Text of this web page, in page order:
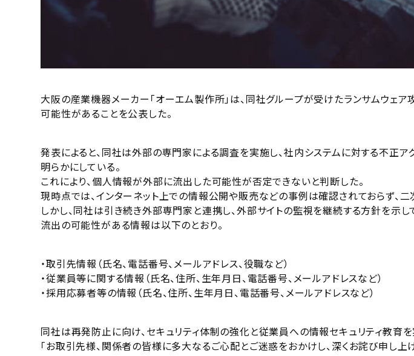
大阪の産業機器メーカー「オーエム製作所」は、同社グループが受けたランサムウェ
可能性があることを公表した。
発表によると、同社は外部の専門家による調査を実施し、社内システムに対する不正
明らかにしている。
これにより、個人情報が外部に流出した可能性が否定できないと判断した。
現時点では、インターネット上での情報公開や販売などの事例は確認されておらず、二
しかし、同社は引き続き外部専門家と連携し、外部サイトの監視を継続する方針を示し
流出の可能性がある情報は以下のとおり。
・取引先情報（氏名、電話番号、メールアドレス、役職など）
・従業員等に関する情報（氏名、住所、生年月日、電話番号、メールアドレスなど）
・採用応募者等の情報（氏名、住所、生年月日、電話番号、メールアドレスなど）
同社は再発防止に向け、セキュリティ体制の強化と従業員への情報セキュリティ教育を
「お取引先様、関係者の皆様に多大なるご心配とご迷惑をおかけし、深くお詫び申し上